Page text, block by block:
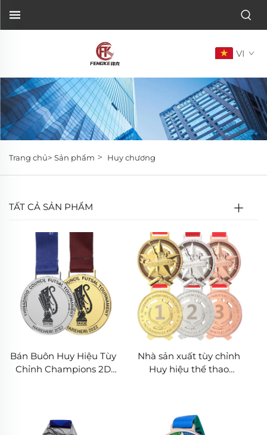
VI
Trang chủ> Sản phẩm > Huy chương
TẤT CẢ SẢN PHẨM
Bán Buôn Huy Hiệu Tùy
Chỉnh Champions 2D
Nhà sản xuất tùy chỉnh
Huy hiệu thể thao